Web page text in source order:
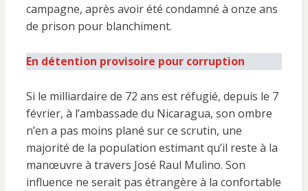
campagne, après avoir été condamné à onze ans
de prison pour blanchiment.
En détention provisoire pour corruption
Si le milliardaire de 72 ans est réfugié, depuis le 7
février, à l’ambassade du Nicaragua, son ombre
n’en a pas moins plané sur ce scrutin, une
majorité de la population estimant qu’il reste à la
manœuvre à travers José Raul Mulino. Son
influence ne serait pas étrangère à la confortable